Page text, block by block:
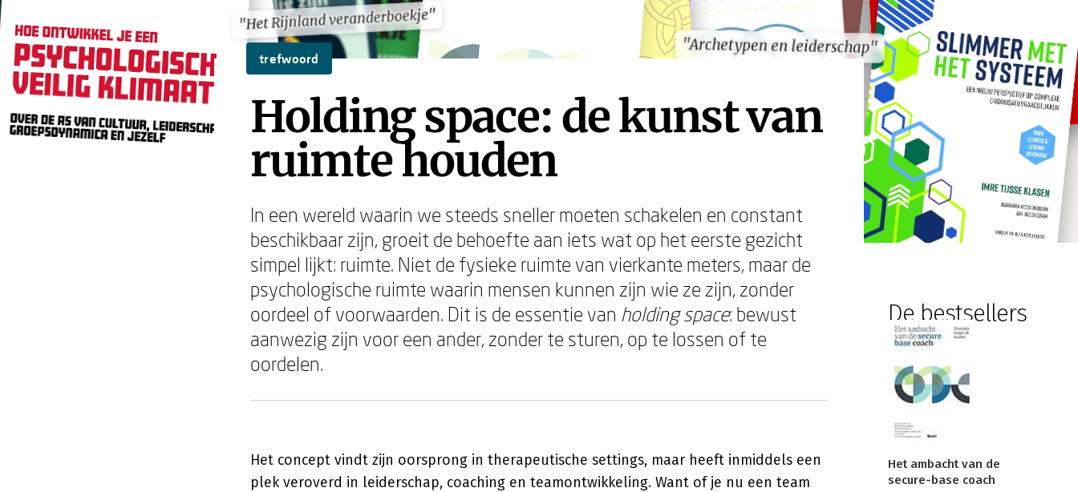
"Het Rijnland veranderboekje"
"Archetypen en leiderschap"
"Het Rijnland veranderboekje"
"Archetypen en leiderschap"
trefwoord
Holding space: de kunst van
ruimte houden
In een wereld waarin we steeds sneller moeten schakelen en constant
beschikbaar zijn, groeit de behoefte aan iets wat op het eerste gezicht
simpel lijkt: ruimte. Niet de fysieke ruimte van vierkante meters, maar de
psychologische ruimte waarin mensen kunnen zijn wie ze zijn, zonder
oordeel of voorwaarden. Dit is de essentie van holding space: bewust
aanwezig zijn voor een ander, zonder te sturen, op te lossen of te
oordelen.
Het concept vindt zijn oorsprong in therapeutische settings, maar heeft inmiddels een
plek veroverd in leiderschap, coaching en teamontwikkeling. Want of je nu een team
De bestsellers
Het ambacht van de
secure-base coach